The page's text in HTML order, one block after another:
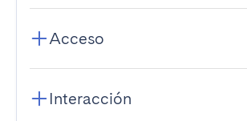
Acceso
Interacción